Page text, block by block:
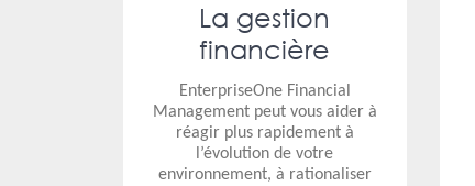
La gestion
financière
EnterpriseOne Financial
Management peut vous aider à
réagir plus rapidement à
l’évolution de votre
environnement, à rationaliser